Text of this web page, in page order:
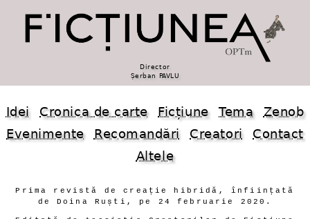
Director
Șerban PAVLU
Idei Cronica de carte Ficțiune Tema
Zenob
Evenimente
Recomandări Creatori
Contact
Altele
Prima revistă de creație hibridă, înființată
de Doina Ruști, pe 24 februarie 2020.